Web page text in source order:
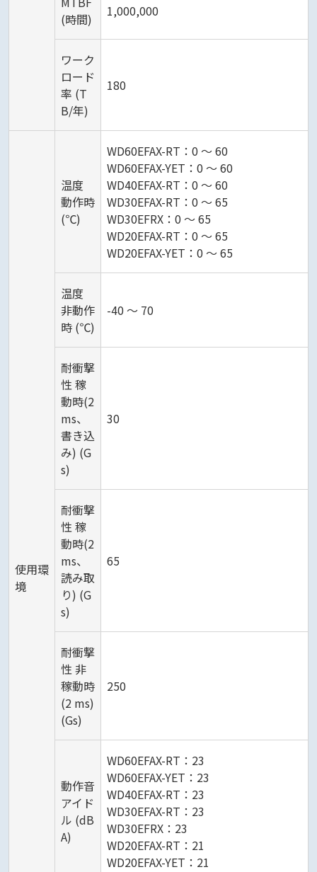
(時間)
1,000,000
ワーク
ロード
率 (T
B/年)
180
使用環
境
温度
動作時
(℃)
WD60EFAX-RT：0 ～ 60
WD60EFAX-YET：0 ～ 60
WD40EFAX-RT：0 ～ 60
WD30EFAX-RT：0 ～ 65
WD30EFRX：0 ～ 65
WD20EFAX-RT：0 ～ 65
WD20EFAX-YET：0 ～ 65
温度
非動作
時 (℃)
-40 ～ 70
耐衝撃
性 稼
動時(2
ms、
書き込
み) (G
s)
30
耐衝撃
性 稼
動時(2
ms、
読み取
り) (G
s)
65
耐衝撃
性 非
稼動時
(2 ms)
(Gs)
250
動作音
アイド
ル (dB
A)
WD60EFAX-RT：23
WD60EFAX-YET：23
WD40EFAX-RT：23
WD30EFAX-RT：23
WD30EFRX：23
WD20EFAX-RT：21
WD20EFAX-YET：21